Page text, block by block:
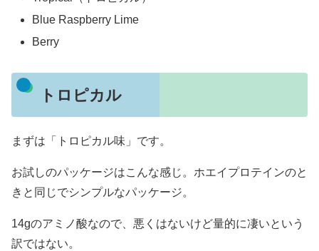
Blue Raspberry Lime
Berry
トロピカル
まずは「トロピカル味」です。
お試しのパッケージはこんな感じ。ホエイプロテインのと
きと同じでシンプルなパッケージ。
14gのアミノ酸なので、悪くはないけど量的に凄いという
訳ではない。